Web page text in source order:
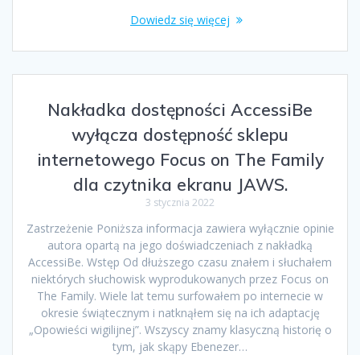
Dowiedz się więcej
Nakładka dostępności AccessiBe
wyłącza dostępność sklepu
internetowego Focus on The Family
dla czytnika ekranu JAWS.
3 stycznia 2022
Zastrzeżenie Poniższa informacja zawiera wyłącznie opinie
autora opartą na jego doświadczeniach z nakładką
AccessiBe. Wstęp Od dłuższego czasu znałem i słuchałem
niektórych słuchowisk wyprodukowanych przez Focus on
The Family. Wiele lat temu surfowałem po internecie w
okresie świątecznym i natknąłem się na ich adaptację
„Opowieści wigilijnej”. Wszyscy znamy klasyczną historię o
tym, jak skąpy Ebenezer…